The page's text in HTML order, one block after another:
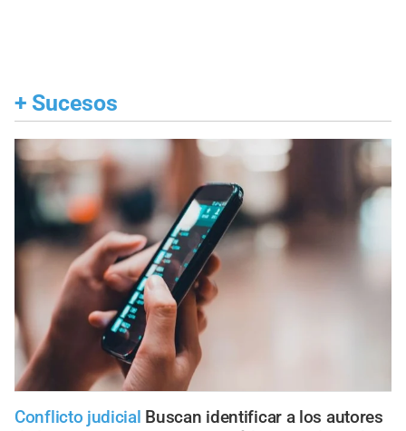
+ Sucesos
Conflicto judicial Buscan identificar a los autores